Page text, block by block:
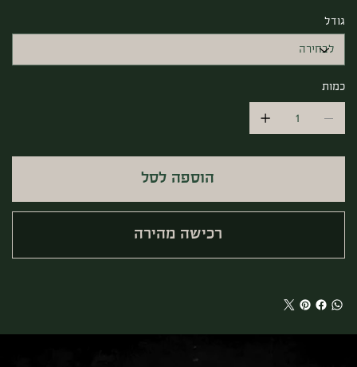
גודל
כמות
הוספה לסל
רכישה מהירה